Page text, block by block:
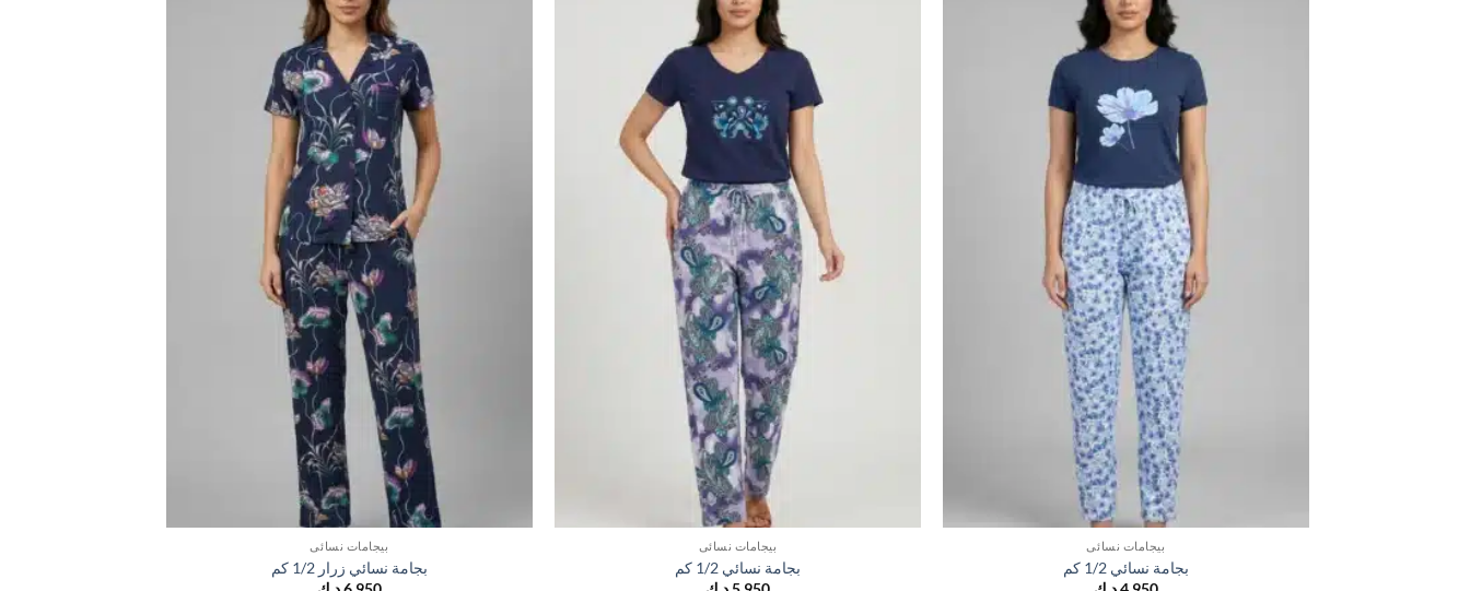
بيجامات نسائي
بجامة نسائي 1/2 كم
بيجامات نسائي
بجامة نسائي 1/2 كم
بيجامات نسائي
بجامة نسائي زرار 1/2 كم